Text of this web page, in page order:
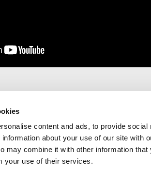
content and ads, to provide
about your use of our site with
may combine it with other information that
your use of their services.